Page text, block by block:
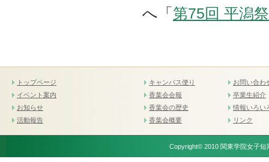
へ「 第75回 平潟祭
トップページ
イベント案内
お知らせ
活動報告
キャンパス便り
香葉会会報
香葉会の歴史
香葉会概要
お問い合わ
卒業生紹介
情報いろい
リンク
Copyright© 2010 関東学院女子